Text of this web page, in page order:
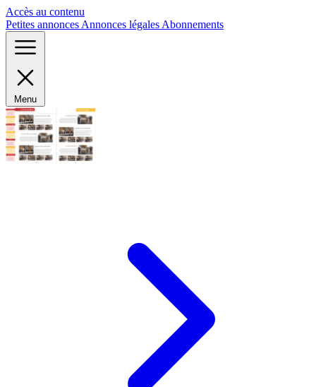
Accès au contenu
Petites annonces Annonces légales Abonnements
Menu
Panneau de gestion des cookies